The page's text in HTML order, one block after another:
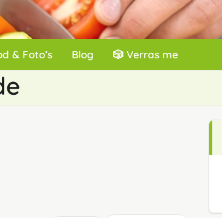
& Foto’s Blog 🎲 Verras me